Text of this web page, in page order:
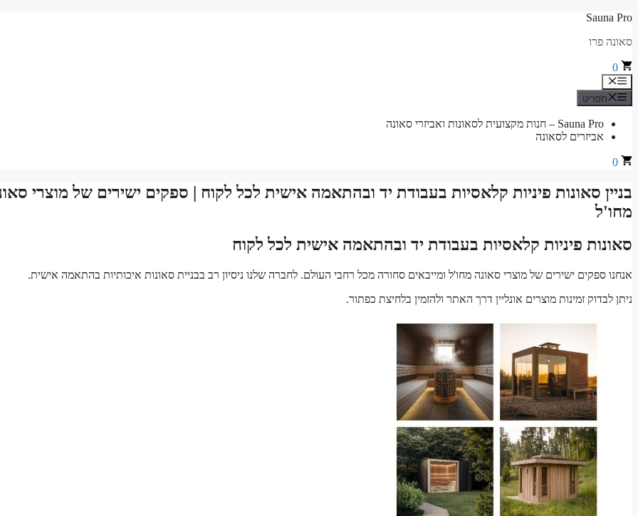
לדלג
Sauna Pro
סאונה פרו
0
תפריט
תפריט
Sauna Pro – חנות מקצועית לסאונות ואביזרי סאונה
אביזרים לסאונה
0
בניין סאונות פיניות קלאסיות בעבודת יד ובהתאמה אישית לכל לקוח | ספקים ישירים של מוצרי
מחו'ל
סאונות פיניות קלאסיות בעבודת יד ובהתאמה אישית לכל לקוח
אנחנו ספקים ישירים של מוצרי סאונה מחו'ל ומייבאים סחורה מכל רחבי העולם. לחברה שלנו ניסיון רב בבניית סאונות איכותיות בהתאמה אישית.
ניתן לבדוק זמינות מוצרים אונליין דרך האתר ולהזמין בלחיצת כפתור.